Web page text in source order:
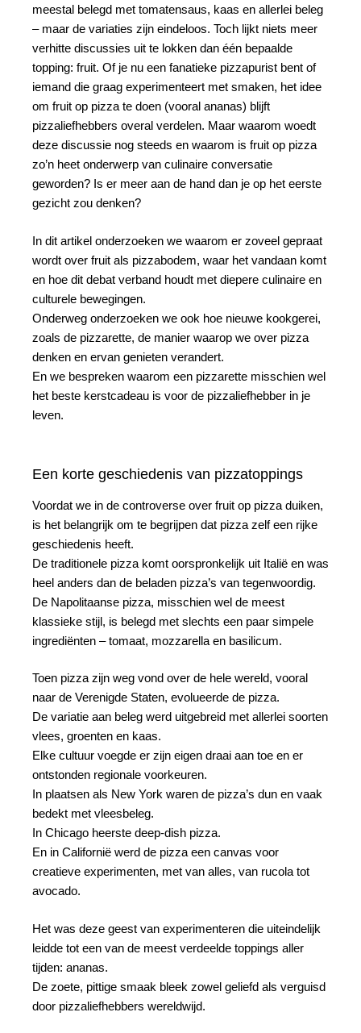
meestal belegd met tomatensaus, kaas en allerlei beleg
– maar de variaties zijn eindeloos. Toch lijkt niets meer
verhitte discussies uit te lokken dan één bepaalde
topping: fruit. Of je nu een fanatieke pizzapurist bent of
iemand die graag experimenteert met smaken, het idee
om fruit op pizza te doen (vooral ananas) blijft
pizzaliefhebbers overal verdelen. Maar waarom woedt
deze discussie nog steeds en waarom is fruit op pizza
zo’n heet onderwerp van culinaire conversatie
geworden? Is er meer aan de hand dan je op het eerste
gezicht zou denken?
In dit artikel onderzoeken we waarom er zoveel gepraat
wordt over fruit als pizzabodem, waar het vandaan komt
en hoe dit debat verband houdt met diepere culinaire en
culturele bewegingen.
Onderweg onderzoeken we ook hoe nieuwe kookgerei,
zoals de pizzarette, de manier waarop we over pizza
denken en ervan genieten verandert.
En we bespreken waarom een pizzarette misschien wel
het beste kerstcadeau is voor de pizzaliefhebber in je
leven.
Een korte geschiedenis van pizzatoppings
Voordat we in de controverse over fruit op pizza duiken,
is het belangrijk om te begrijpen dat pizza zelf een rijke
geschiedenis heeft.
De traditionele pizza komt oorspronkelijk uit Italië en was
heel anders dan de beladen pizza’s van tegenwoordig.
De Napolitaanse pizza, misschien wel de meest
klassieke stijl, is belegd met slechts een paar simpele
ingrediënten – tomaat, mozzarella en basilicum.
Toen pizza zijn weg vond over de hele wereld, vooral
naar de Verenigde Staten, evolueerde de pizza.
De variatie aan beleg werd uitgebreid met allerlei soorten
vlees, groenten en kaas.
Elke cultuur voegde er zijn eigen draai aan toe en er
ontstonden regionale voorkeuren.
In plaatsen als New York waren de pizza’s dun en vaak
bedekt met vleesbeleg.
In Chicago heerste deep-dish pizza.
En in Californië werd de pizza een canvas voor
creatieve experimenten, met van alles, van rucola tot
avocado.
Het was deze geest van experimenteren die uiteindelijk
leidde tot een van de meest verdeelde toppings aller
tijden: ananas.
De zoete, pittige smaak bleek zowel geliefd als verguisd
door pizzaliefhebbers wereldwijd.